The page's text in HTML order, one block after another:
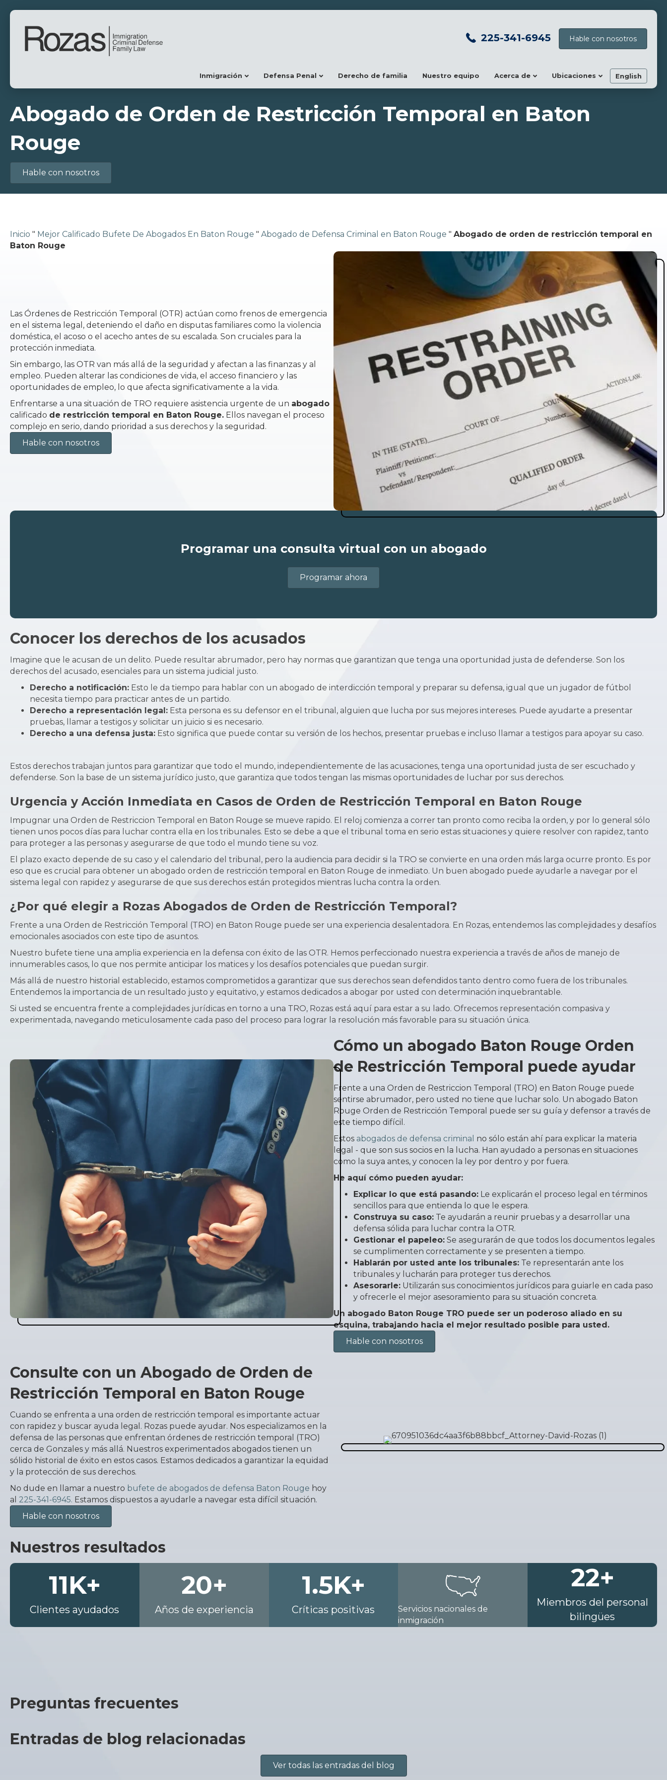
225-341-6945 Hable con nosotros
Inmigración Defensa Penal Derecho de familia Nuestro equipo Acerca de Ubicaciones English
Abogado de Orden de Restricción Temporal en Baton
Rouge
Hable con nosotros
Inicio " Mejor Calificado Bufete De Abogados En Baton Rouge " Abogado de Defensa Criminal en Baton Rouge " Abogado de orden de restricción temporal en
Baton Rouge
Las Órdenes de Restricción Temporal (OTR) actúan como frenos de emergencia
en el sistema legal, deteniendo el daño en disputas familiares como la violencia
doméstica, el acoso o el acecho antes de su escalada. Son cruciales para la
protección inmediata.
Sin embargo, las OTR van más allá de la seguridad y afectan a las finanzas y al
empleo. Pueden alterar las condiciones de vida, el acceso financiero y las
oportunidades de empleo, lo que afecta significativamente a la vida.
Enfrentarse a una situación de TRO requiere asistencia urgente de un abogado
calificado de restricción temporal en Baton Rouge. Ellos navegan el proceso
complejo en serio, dando prioridad a sus derechos y la seguridad.
Hable con nosotros
Programar una consulta virtual con un abogado
Programar ahora
Conocer los derechos de los acusados
Imagine que le acusan de un delito. Puede resultar abrumador, pero hay normas que garantizan que tenga una oportunidad justa de defenderse. Son los
derechos del acusado, esenciales para un sistema judicial justo.
Derecho a notificación: Esto le da tiempo para hablar con un abogado de interdicción temporal y preparar su defensa, igual que un jugador de fútbol
necesita tiempo para practicar antes de un partido.
Derecho a representación legal: Esta persona es su defensor en el tribunal, alguien que lucha por sus mejores intereses. Puede ayudarte a presentar
pruebas, llamar a testigos y solicitar un juicio si es necesario.
Derecho a una defensa justa: Esto significa que puede contar su versión de los hechos, presentar pruebas e incluso llamar a testigos para apoyar su caso.
Estos derechos trabajan juntos para garantizar que todo el mundo, independientemente de las acusaciones, tenga una oportunidad justa de ser escuchado y
defenderse. Son la base de un sistema jurídico justo, que garantiza que todos tengan las mismas oportunidades de luchar por sus derechos.
Urgencia y Acción Inmediata en Casos de Orden de Restricción Temporal en Baton Rouge
Impugnar una Orden de Restriccion Temporal en Baton Rouge se mueve rapido. El reloj comienza a correr tan pronto como reciba la orden, y por lo general sólo
tienen unos pocos días para luchar contra ella en los tribunales. Esto se debe a que el tribunal toma en serio estas situaciones y quiere resolver con rapidez, tanto
para proteger a las personas y asegurarse de que todo el mundo tiene su voz.
El plazo exacto depende de su caso y el calendario del tribunal, pero la audiencia para decidir si la TRO se convierte en una orden más larga ocurre pronto. Es por
eso que es crucial para obtener un abogado orden de restricción temporal en Baton Rouge de inmediato. Un buen abogado puede ayudarle a navegar por el
sistema legal con rapidez y asegurarse de que sus derechos están protegidos mientras lucha contra la orden.
¿Por qué elegir a Rozas Abogados de Orden de Restricción Temporal?
Frente a una Orden de Restricción Temporal (TRO) en Baton Rouge puede ser una experiencia desalentadora. En Rozas, entendemos las complejidades y desafíos
emocionales asociados con este tipo de asuntos.
Nuestro bufete tiene una amplia experiencia en la defensa con éxito de las OTR. Hemos perfeccionado nuestra experiencia a través de años de manejo de
innumerables casos, lo que nos permite anticipar los matices y los desafíos potenciales que puedan surgir.
Más allá de nuestro historial establecido, estamos comprometidos a garantizar que sus derechos sean defendidos tanto dentro como fuera de los tribunales.
Entendemos la importancia de un resultado justo y equitativo, y estamos dedicados a abogar por usted con determinación inquebrantable.
Si usted se encuentra frente a complejidades jurídicas en torno a una TRO, Rozas está aquí para estar a su lado. Ofrecemos representación compasiva y
experimentada, navegando meticulosamente cada paso del proceso para lograr la resolución más favorable para su situación única.
Cómo un abogado Baton Rouge Orden
de Restricción Temporal puede ayudar
Frente a una Orden de Restriccion Temporal (TRO) en Baton Rouge puede
sentirse abrumador, pero usted no tiene que luchar solo. Un abogado Baton
Rouge Orden de Restricción Temporal puede ser su guía y defensor a través de
este tiempo difícil.
Estos abogados de defensa criminal no sólo están ahí para explicar la materia
legal - que son sus socios en la lucha. Han ayudado a personas en situaciones
como la suya antes, y conocen la ley por dentro y por fuera.
He aquí cómo pueden ayudar:
Explicar lo que está pasando: Le explicarán el proceso legal en términos
sencillos para que entienda lo que le espera.
Construya su caso: Te ayudarán a reunir pruebas y a desarrollar una
defensa sólida para luchar contra la OTR.
Gestionar el papeleo: Se asegurarán de que todos los documentos legales
se cumplimenten correctamente y se presenten a tiempo.
Hablarán por usted ante los tribunales: Te representarán ante los
tribunales y lucharán para proteger tus derechos.
Asesorarle: Utilizarán sus conocimientos jurídicos para guiarle en cada paso
y ofrecerle el mejor asesoramiento para su situación concreta.
Un abogado Baton Rouge TRO puede ser un poderoso aliado en su
esquina, trabajando hacia el mejor resultado posible para usted.
Hable con nosotros
Consulte con un Abogado de Orden de
Restricción Temporal en Baton Rouge
Cuando se enfrenta a una orden de restricción temporal es importante actuar
con rapidez y buscar ayuda legal. Rozas puede ayudar. Nos especializamos en la
defensa de las personas que enfrentan órdenes de restricción temporal (TRO)
cerca de Gonzales y más allá. Nuestros experimentados abogados tienen un
sólido historial de éxito en estos casos. Estamos dedicados a garantizar la equidad
y la protección de sus derechos.
No dude en llamar a nuestro bufete de abogados de defensa Baton Rouge hoy
al 225-341-6945. Estamos dispuestos a ayudarle a navegar esta difícil situación.
Hable con nosotros
Nuestros resultados
11K+
Clientes ayudados
20+
Años de experiencia
1.5K+
Críticas positivas
Servicios nacionales de
inmigración
22+
Miembros del personal
bilingües
Preguntas frecuentes
Entradas de blog relacionadas
Ver todas las entradas del blog